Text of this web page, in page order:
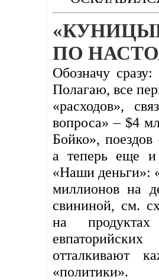
ПО
Обозначу
Полагаю, все
«расходов»,
вопроса» – $4
Бойко»,
а теперь еще и
«Наши деньги»:
миллионов на
свининой, см.
на продуктах
отталкивают
«политики».